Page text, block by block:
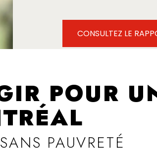
CONSULTEZ LE
POUR
PAUVRETÉ